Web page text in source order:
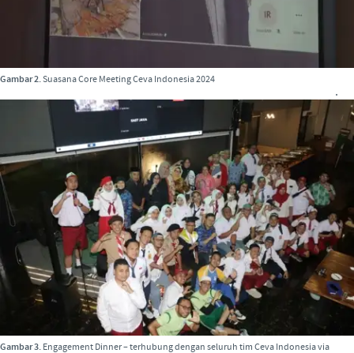
Gambar 2.Suasana Core Meeting Ceva Indonesia 2024
.
Gambar 3. Engagement Dinner – terhubung dengan seluruh tim Ceva Indonesia via